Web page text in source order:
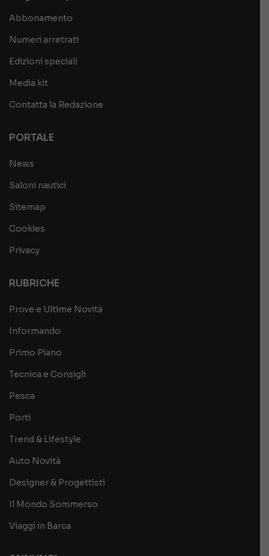
Abbonamento
Numeri arretrati
Edizioni speciali
Media kit
Contatta la Redazione
PORTALE
News
Saloni nautici
Sitemap
Cookies
Privacy
RUBRICHE
Prove e Ultime Novità
Informando
Primo Piano
Tecnica e Consigli
Pesca
Porti
Trend & Lifestyle
Auto Novità
Designer & Progettisti
Il Mondo Sommerso
Viaggi in Barca